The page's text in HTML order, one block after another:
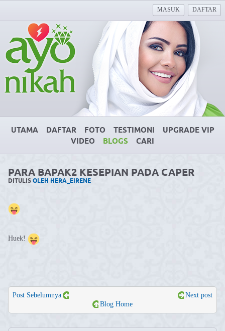
MASUK DAFTAR
UTAMA DAFTAR FOTO TESTIMONI
UPGRADE VIP
VIDEO
BLOGS CARI
PARA BAPAK2 KESEPIAN PADA CAPER
DITULISOLEH HERA_EIRENE
Huek!
Post Sebelumnya
Next post
Blog Home